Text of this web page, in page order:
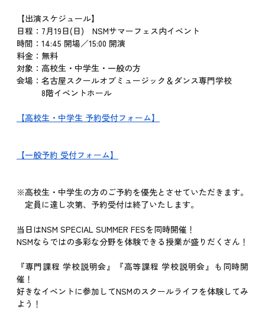
【出演スケジュール】
日程：7月19日(日) NSMサマーフェス内イベント
時間：14:45 開場／15:00 開演
料金：無料
対象：高校生・中学生・一般の方
会場：名古屋スクールオブミュージック＆ダンス専門学校
8階イベントホール
【高校生・中学生 予約受付フォーム】
【一般予約 受付フォーム】
※高校生・中学生の方のご予約を優先とさせていただきます。
定員に達し次第、予約受付は終了いたします。
当日はNSM SPECIAL SUMMER FESを同時開催！
NSMならではの多彩な分野を体験できる授業が盛りだくさん！
『専門課程 学校説明会』『高等課程 学校説明会』も同時開
催！
好きなイベントに参加してNSMのスクールライフを体験してみ
よう！